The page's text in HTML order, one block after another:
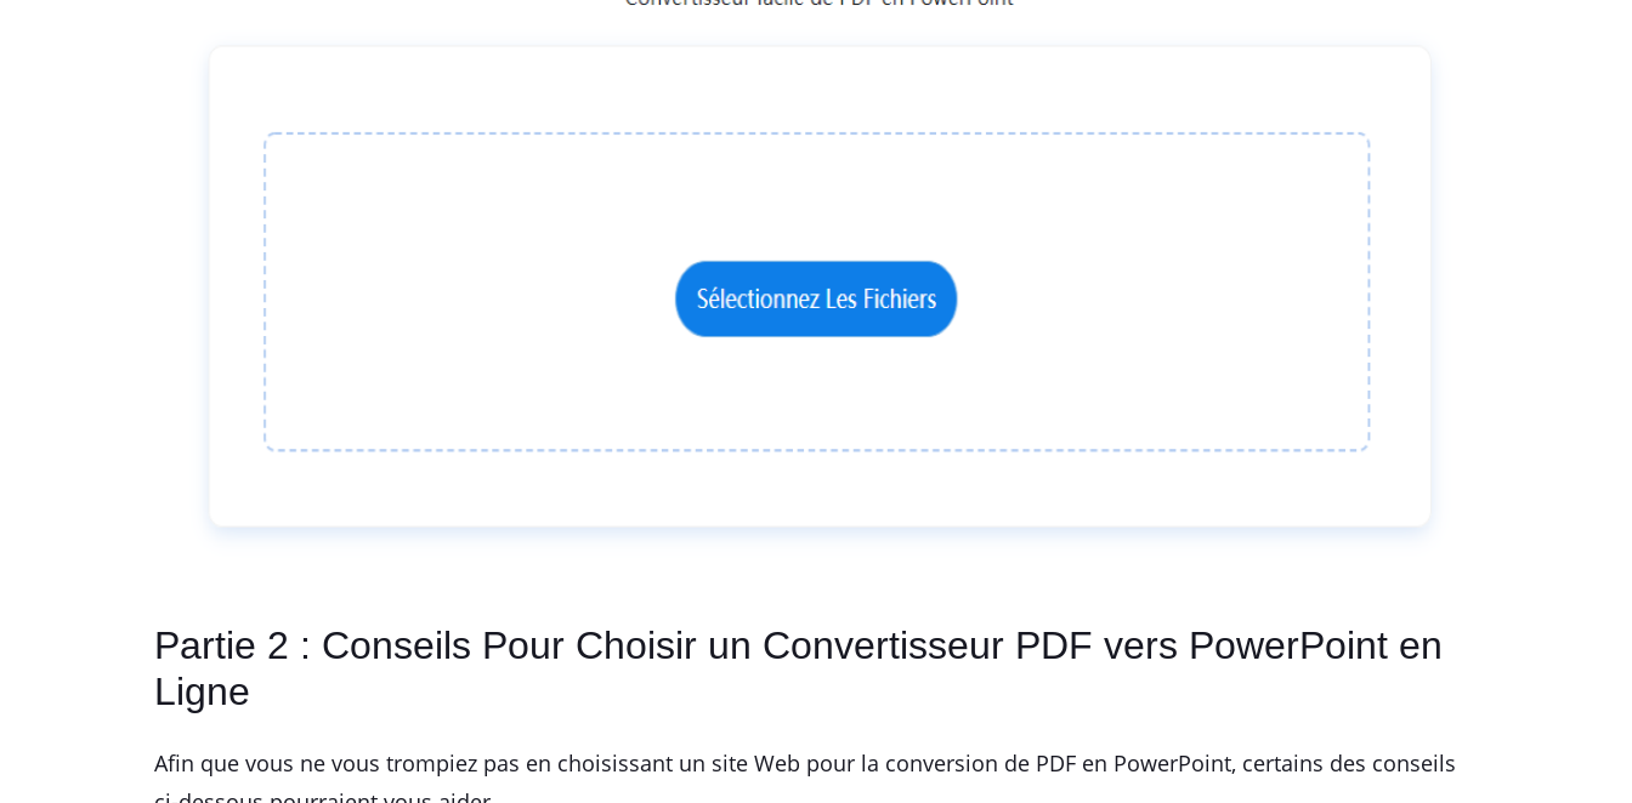
Partie 2 : Conseils Pour Choisir un Convertisseur PDF vers PowerPoint en
Ligne
Afin que vous ne vous trompiez pas en choisissant un site Web pour la conversion de PDF en PowerPoint, certains des conseils